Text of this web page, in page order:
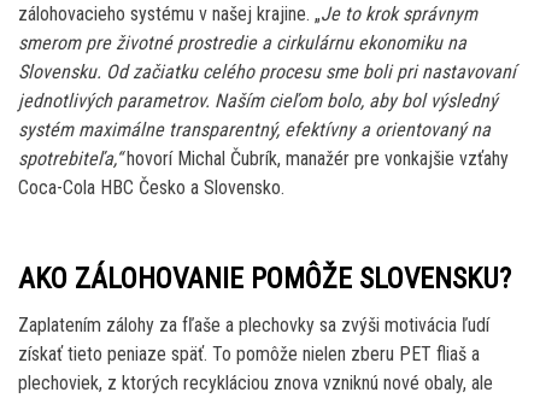
zálohovacieho systému v našej krajine. „Je to krok správnym
smerom pre životné prostredie a cirkulárnu ekonomiku na
Slovensku. Od začiatku celého procesu sme boli pri nastavovaní
jednotlivých parametrov. Naším cieľom bolo, aby bol výsledný
systém maximálne transparentný, efektívny a orientovaný na
spotrebiteľa,“hovorí Michal Čubrík, manažér pre vonkajšie vzťahy
Coca-Cola HBC Česko a Slovensko.
AKO ZÁLOHOVANIE POMÔŽE SLOVENSKU?
Zaplatením zálohy za fľaše a plechovky sa zvýši motivácia ľudí
získať tieto peniaze späť. To pomôže nielen zberu PET fliaš a
plechoviek, z ktorých recykláciou znova vzniknú nové obaly, ale